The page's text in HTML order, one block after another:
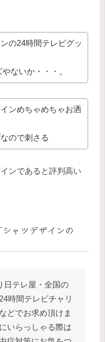
の24時間テレビグッ
ないか・・・。
ンめちゃめちゃお洒
ので刺さる
ンであると評判高い
ャツデザインの
日テレ屋・全国の
時間テレビチャリ
どでお求め頂けま
いらっしゃる際は